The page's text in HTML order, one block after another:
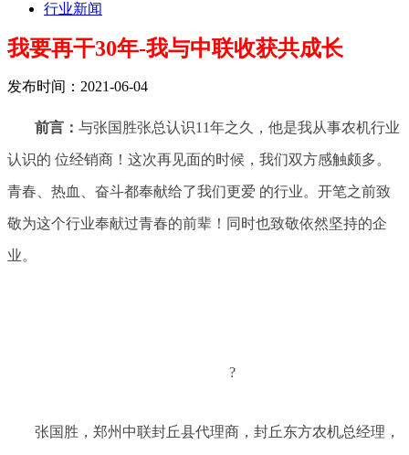
行业新闻
我要再干30年-我与中联收获共成长
发布时间：2021-06-04
前言： 与张国胜张总认识11年之久，他是我从事农机行业
认识的 位经销商！这次再见面的时候，我们双方感触颇多。
青春、热血、奋斗都奉献给了我们更爱 的行业。开笔之前致
敬为这个行业奉献过青春的前辈！同时也致敬依然坚持的企
业。
?
张国胜，郑州中联封丘县代理商，封丘东方农机总经理，